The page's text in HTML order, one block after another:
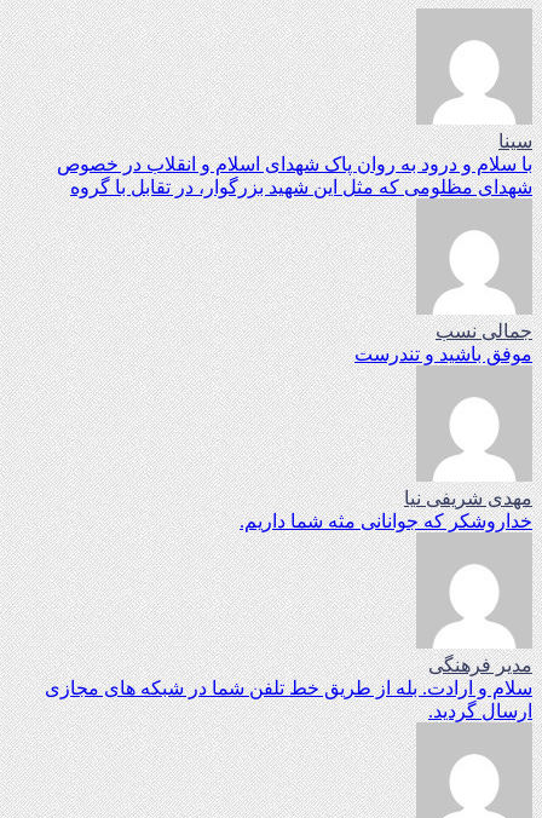
سینا
با سلام و درود به روان پاک شهدای اسلام و انقلاب در خصوص
شهدای مظلومی که مثل این شهید بزرگوار، در تقابل با گروه
جمالی نسب
موفق باشید و تندرست
مهدی شریفی نیا
خداروشکر که جوانانی مثه شما داریم.
مدیر فرهنگی
سلام و ارادت. بله از طریق خط تلفن شما در شبکه های مجازی
ارسال گردید.